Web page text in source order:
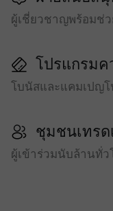
ผู้เชี่ยวชาญพร้อมช่ว
โปรแกรมค
โบนัสและแคมเปญ
ชุมชนเทรด
ผู้เข้าร่วมนับล้านทั่ว